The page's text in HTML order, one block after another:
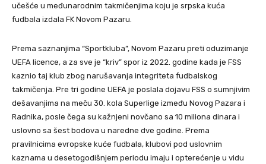
učešće u međunarodnim takmičenjima koju je srpska kuća
fudbala izdala FK Novom Pazaru.
Prema saznanjima “Sportkluba”, Novom Pazaru preti oduzimanje
UEFA licence, a za sve je “kriv” spor iz 2022. godine kada je FSS
kaznio taj klub zbog narušavanja integriteta fudbalskog
takmičenja. Pre tri godine UEFA je poslala dojavu FSS o sumnjivim
dešavanjima na meču 30. kola Superlige između Novog Pazara i
Radnika, posle čega su kažnjeni novčano sa 10 miliona dinara i
uslovno sa šest bodova u naredne dve godine. Prema
pravilnicima evropske kuće fudbala, klubovi pod uslovnim
kaznama u desetogodišnjem periodu imaju i opterećenje u vidu